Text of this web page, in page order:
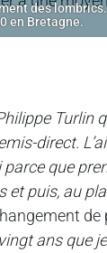
des
en Bretagne.
Turlin
direct.
que
et puis, au
de
ans que